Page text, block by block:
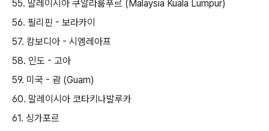
55. 말레이시아 쿠알라룸푸르 (Malaysia Kuala Lumpur)
56. 필리핀 - 보라카이
57. 캄보디아 - 시엠레아프
58. 인도 - 고아
59. 미국 - 괌 (Guam)
60. 말레이시아 코타키나발루카
61. 싱가포르